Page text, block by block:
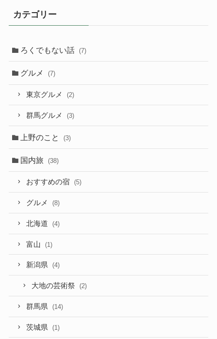
カテゴリー
ろくでもない話 (7)
グルメ (7)
東京グルメ (2)
群馬グルメ (3)
上野のこと (3)
国内旅 (38)
おすすめの宿 (5)
グルメ (8)
北海道 (4)
富山 (1)
新潟県 (4)
大地の芸術祭 (2)
群馬県 (14)
茨城県 (1)